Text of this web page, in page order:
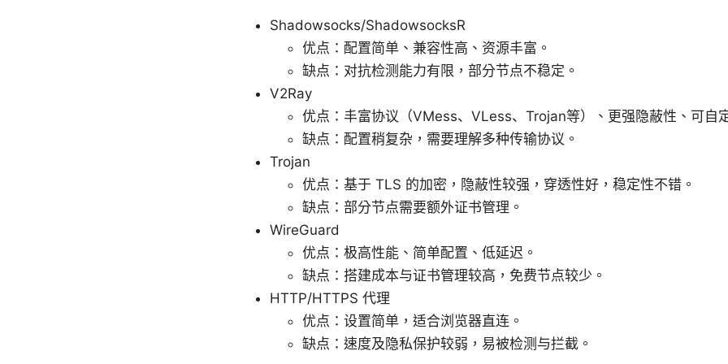
Shadowsocks/ShadowsocksR
优点：配置简单、兼容性高、资源丰富。
缺点：对抗检测能力有限，部分节点不稳定。
V2Ray
优点：丰富协议（VMess、VLess、Trojan等）、更强隐蔽性、可自
缺点：配置稍复杂，需要理解多种传输协议。
Trojan
优点：基于 TLS 的加密，隐蔽性较强，穿透性好，稳定性不错。
缺点：部分节点需要额外证书管理。
WireGuard
优点：极高性能、简单配置、低延迟。
缺点：搭建成本与证书管理较高，免费节点较少。
HTTP/HTTPS 代理
优点：设置简单，适合浏览器直连。
缺点：速度及隐私保护较弱，易被检测与拦截。